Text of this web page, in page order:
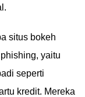
situs bokeh
yaitu
seperti
kredit. Mereka